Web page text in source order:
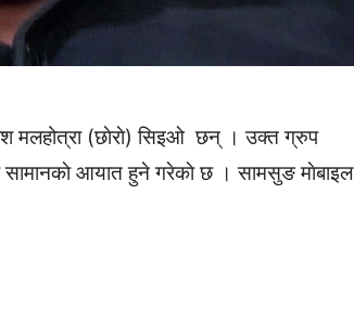
मलहोत्रा (छाेराे) सिइओ छन् । उक्त ग्रुप
सामानकाे आयात हुने गरेकाे छ । सामसुङ माेबाइल